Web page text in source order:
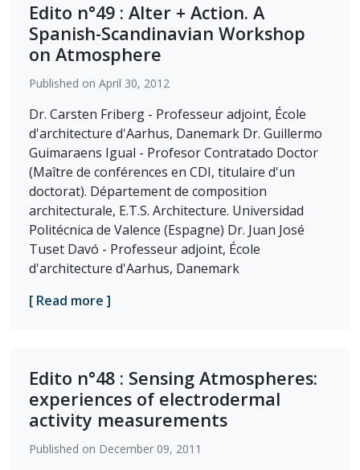
Edito n°49 : Alter + Action. A
Spanish-Scandinavian Workshop
on Atmosphere
Published on April 30, 2012
Dr. Carsten Friberg - Professeur adjoint, École
d'architecture d'Aarhus, Danemark Dr. Guillermo
Guimaraens Igual - Profesor Contratado Doctor
(Maître de conférences en CDI, titulaire d'un
doctorat). Département de composition
architecturale, E.T.S. Architecture. Universidad
Politécnica de Valence (Espagne) Dr. Juan José
Tuset Davó - Professeur adjoint, École
d'architecture d'Aarhus, Danemark
[ Read more ]
Edito n°48 : Sensing Atmospheres:
experiences of electrodermal
activity measurements
Published on December 09, 2011